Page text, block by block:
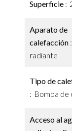
Superficie
Aparato de
calefacción
radiante
Tipo de
Bomba de
Acceso al